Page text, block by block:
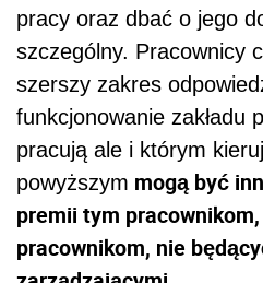
pracy oraz dbać o jego
szczególny. Pracownicy
szerszy zakres
funkcjonowanie zakładu
pracują ale i którym
powyższym mogą być
premii tym
pracownikom, nie